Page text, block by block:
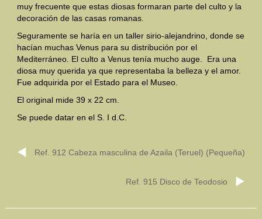
Musée Départemental Arlés Antique. Arlés (Francia)
NOTICIAS CONTACTO PRESUPUESTO
BUSCAR
muy frecuente que estas diosas formaran parte del culto y la
decoración de las casas romanas.
Seguramente se haría en un taller sirio-alejandrino, donde se
hacían muchas Venus para su distribución por el
Mediterráneo. El culto a Venus tenía mucho auge. Era una
diosa muy querida ya que representaba la belleza y el amor.
Fue adquirida por el Estado para el Museo.
El original mide 39 x 22 cm.
Se puede datar en el S. I d.C.
Ref. 912 Cabeza masculina de Azaila (Teruel) (Pequeña)
Ref. 915 Disco de Teodosio